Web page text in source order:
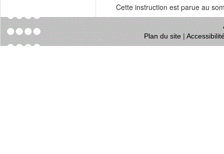
Cette instruction est parue au
Plan du site|